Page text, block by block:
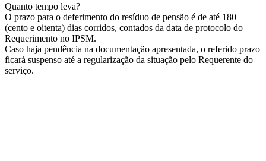
Quanto tempo leva?
O prazo para o deferimento do resíduo de pensão é de até 180
(cento e oitenta) dias corridos, contados da data de protocolo do
Requerimento no IPSM.
Caso haja pendência na documentação apresentada, o referido prazo
ficará suspenso até a regularização da situação pelo Requerente do
serviço.